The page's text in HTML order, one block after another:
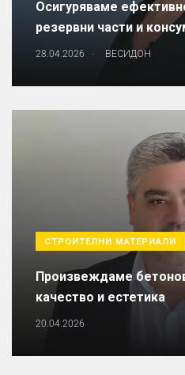
Осигуряваме
резервни части и
28.04.2026 . ВЕСИДОН
СТРОИТЕЛНИ МАТЕРИАЛИ
Произвеждаме
качество и естетика
20.04.2026